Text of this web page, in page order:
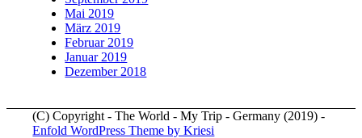
Mai 2019
März 2019
Februar 2019
Januar 2019
Dezember 2018
(C) Copyright - The World - My Trip - Germany (2019) -
Enfold WordPress Theme by Kriesi